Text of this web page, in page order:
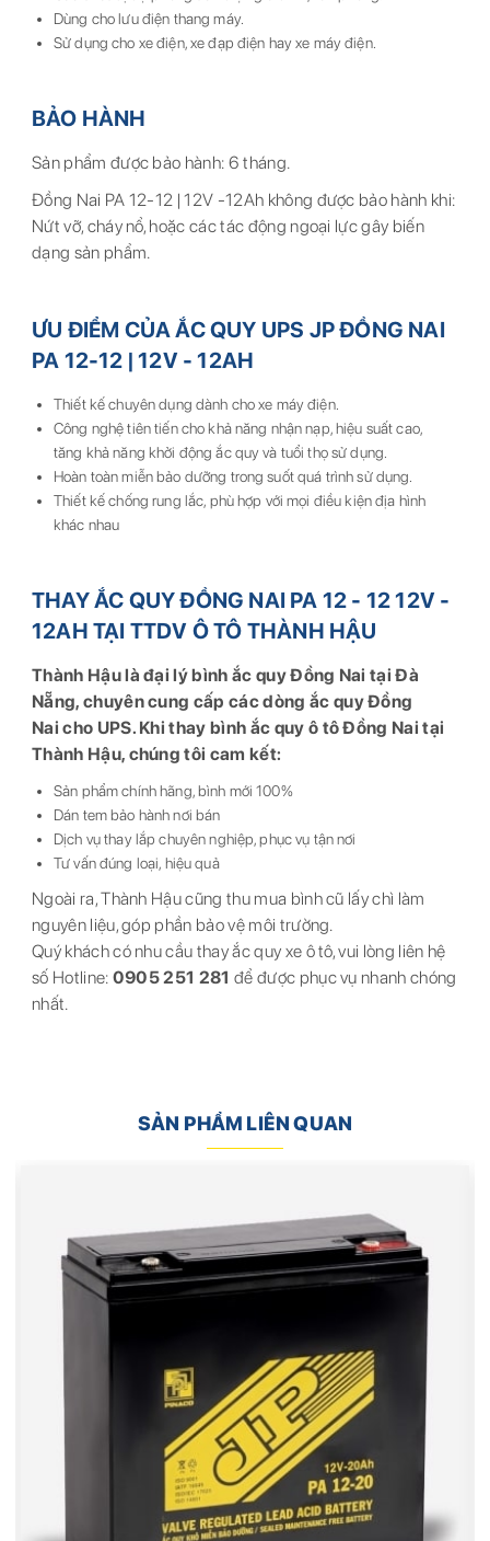
Dùng cho lưu điện thang máy.
Sử dụng cho xe điện, xe đạp điện hay xe máy điện.
BẢO HÀNH
Sản phẩm được bảo hành: 6 tháng.
Đồng Nai PA 12-12 | 12V -12Ah không được bảo hành khi:
Nứt vỡ, cháy nổ, hoặc các tác động ngoại lực gây biến
dạng sản phẩm.
ƯU ĐIỂM CỦA ẮC QUY UPS JP ĐỒNG NAI
PA 12-12 | 12V - 12AH
Thiết kế chuyên dụng dành cho xe máy điện.
Công nghệ tiên tiến cho khả năng nhận nạp, hiệu suất cao,
tăng khả năng khởi động ắc quy và tuổi thọ sử dụng.
Hoàn toàn miễn bảo dưỡng trong suốt quá trình sử dụng.
Thiết kế chống rung lắc, phù hợp với mọi điều kiện địa hình
khác nhau
THAY ẮC QUY ĐỒNG NAI PA 12 - 12 12V -
12AH TẠI TTDV Ô TÔ THÀNH HẬU
Thành Hậu là đại lý bình ắc quy Đồng Nai tại Đà
Nẵng, chuyên cung cấp các dòng ắc quy Đồng
Nai cho UPS. Khi thay bình ắc quy ô tô Đồng Nai tại
Thành Hậu, chúng tôi cam kết:
Sản phẩm chính hãng, bình mới 100%
Dán tem bảo hành nơi bán
Dịch vụ thay lắp chuyên nghiệp, phục vụ tận nơi
Tư vấn đúng loại, hiệu quả
Ngoài ra, Thành Hậu cũng thu mua bình cũ lấy chì làm
nguyên liệu, góp phần bảo vệ môi trường.
Quý khách có nhu cầu thay ắc quy xe ô tô, vui lòng liên hệ
số Hotline: 0905 251 281 để được phục vụ nhanh chóng
nhất.
SẢN PHẨM LIÊN QUAN